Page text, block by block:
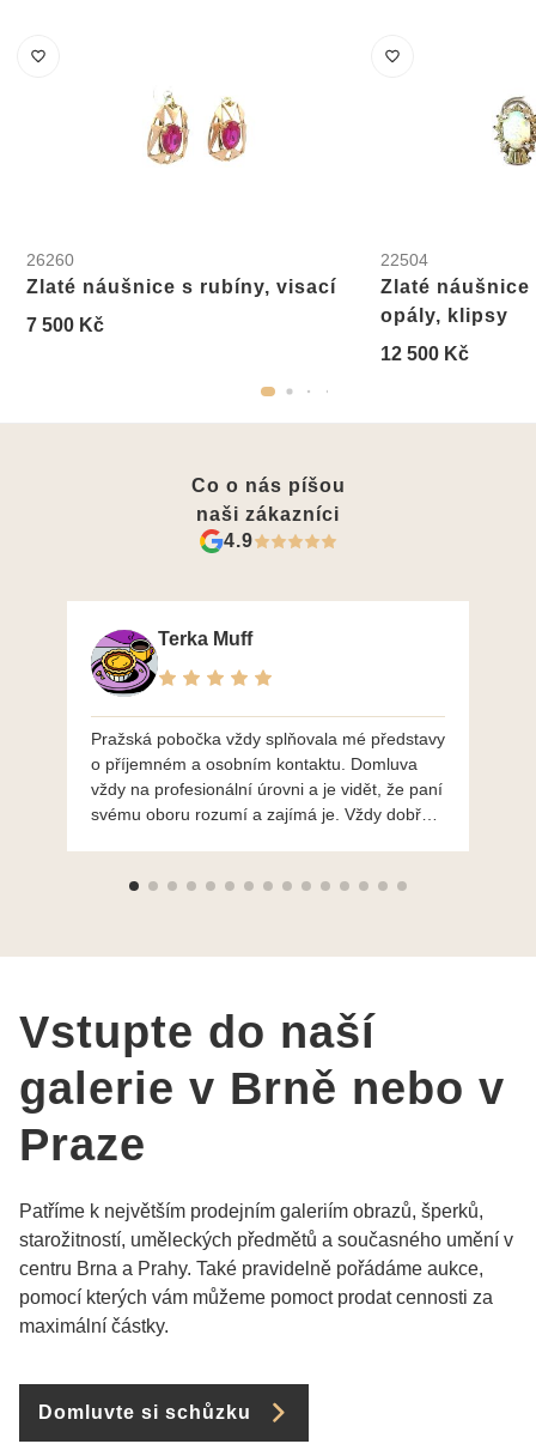
26260
Zlaté náušnice s rubíny, visací
7 500 Kč
22504
Zlaté náušnice
opály, klipsy
12 500 Kč
Co o nás píšou
naši zákazníci
4.9
Terka Muff
Pražská pobočka vždy splňovala mé představy
o příjemném a osobním kontaktu. Domluva
vždy na profesionální úrovni a je vidět, že paní
svému oboru rozumí a zajímá je. Vždy dobře a
výběru, jak už bylo napsáno - na požádání
Vstupte do naší
galerie v Brně nebo v
Praze
Patříme k největším prodejním galeriím obrazů, šperků,
starožitností, uměleckých předmětů a současného umění v
centru Brna a Prahy. Také pravidelně pořádáme aukce,
pomocí kterých vám můžeme pomoct prodat cennosti za
maximální částky.
Domluvte si schůzku